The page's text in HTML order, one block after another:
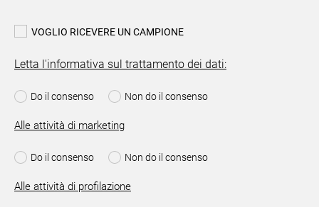
VOGLIO RICEVERE UN CAMPIONE
Letta l'informativa sul trattamento dei dati:
Do il consenso Non do il consenso
Alle attività di marketing
Do il consenso Non do il consenso
Alle attività di profilazione